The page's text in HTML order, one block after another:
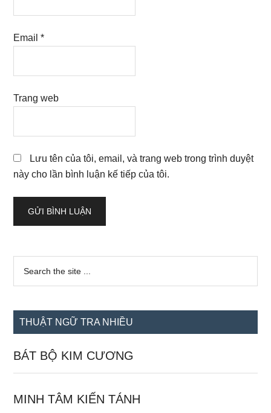
Email*
Trang web
Lưu tên của tôi, email, và trang web trong trình duyệt
này cho lần bình luận kế tiếp của tôi.
Sidebar
chính
...
THUẬT NGỮ TRA NHIỀU
BÁT BỘ KIM CƯƠNG
MINH TÂM KIẾN TÁNH